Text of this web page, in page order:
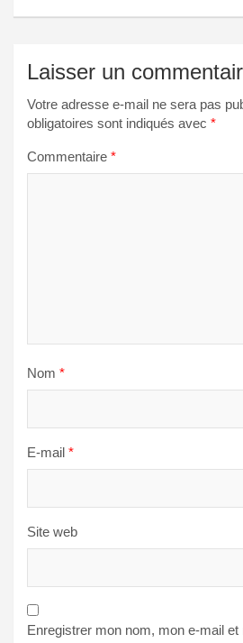
l’article
Laisser un
Votre adresse e-mail ne sera pas
obligatoires sont indiqués avec *
Commentaire *
Nom *
E-mail *
Site web
Enregistrer mon nom, mon e-mail